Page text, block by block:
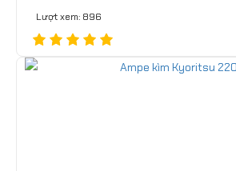
Lượt xem: 896